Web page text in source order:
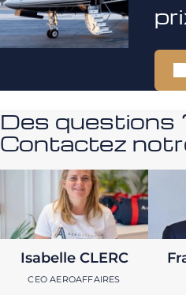
Des questions
Contactez
Isabelle CLERC
CEO AEROAFFAIRES